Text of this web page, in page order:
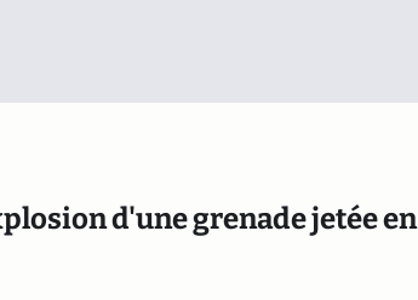
d'une grenade jetée en